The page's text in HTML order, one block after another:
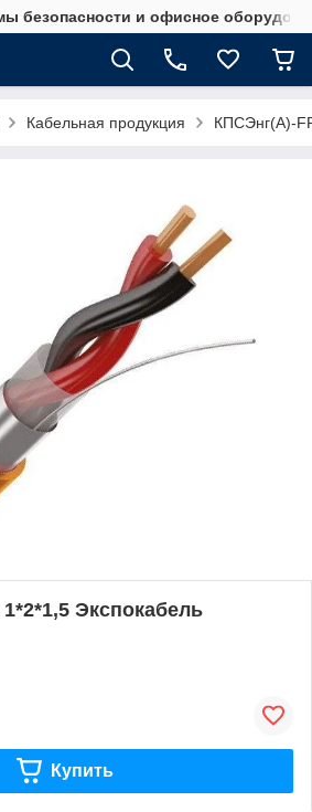
безопасности и офисное
Кабельная продукция КПСЭнг(А)-
Экспокабель
Купить